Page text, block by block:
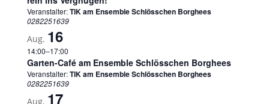
Veranstalter:TIK am Ensemble Schlösschen Borghees
0282251639
Aug. 16
14:00–17:00
Garten-Café am Ensemble Schlösschen Borghees
Veranstalter:TIK am Ensemble Schlösschen Borghees
0282251639
Aug. 17